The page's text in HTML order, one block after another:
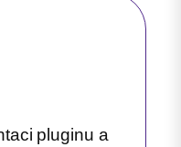
pluginu a